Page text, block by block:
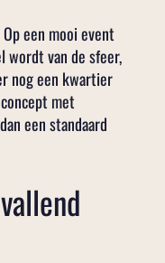
een mooi event
van de sfeer,
nog een kwartier
met
een standaard